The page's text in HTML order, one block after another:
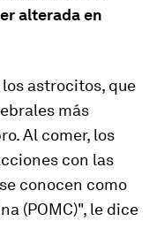
alterada en
astrocitos, que
más
Al comer, los
con las
conocen como
(POMC)", le dice